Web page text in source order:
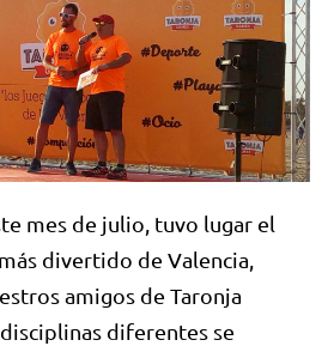
mes de julio, tuvo lugar el
divertido de Valencia,
amigos de Taronja
diferentes se